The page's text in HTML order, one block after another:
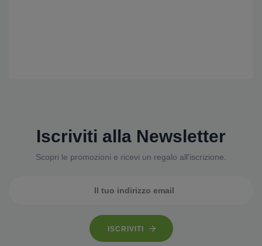
Iscriviti alla Newsletter
Scopri le promozioni e ricevi un regalo all'iscrizione.
ISCRIVITI